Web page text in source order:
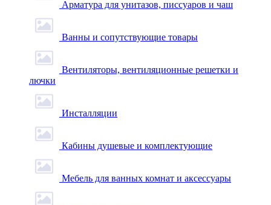
Арматура для унитазов, писсуаров и чаш
Ванны и сопутствующие товары
Вентиляторы, вентиляционные решетки и
лючки
Инсталляции
Кабины душевые и комплектующие
Мебель для ванных комнат и аксессуары